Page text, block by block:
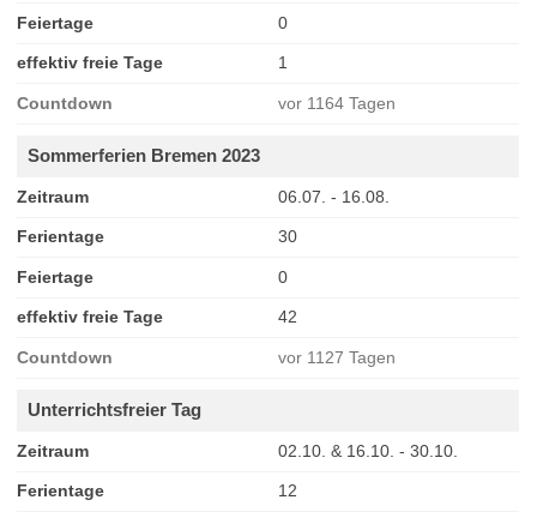
Feiertage 0
effektiv freie Tage 1
Countdown vor 1164 Tagen
Sommerferien Bremen 2023
Zeitraum 06.07. - 16.08.
Ferientage 30
Feiertage 0
effektiv freie Tage 42
Countdown vor 1127 Tagen
Unterrichtsfreier Tag
Zeitraum 02.10. & 16.10. - 30.10.
Ferientage 12